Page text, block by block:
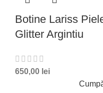
Botine Lariss
Glitter Argintiu
650,00 lei